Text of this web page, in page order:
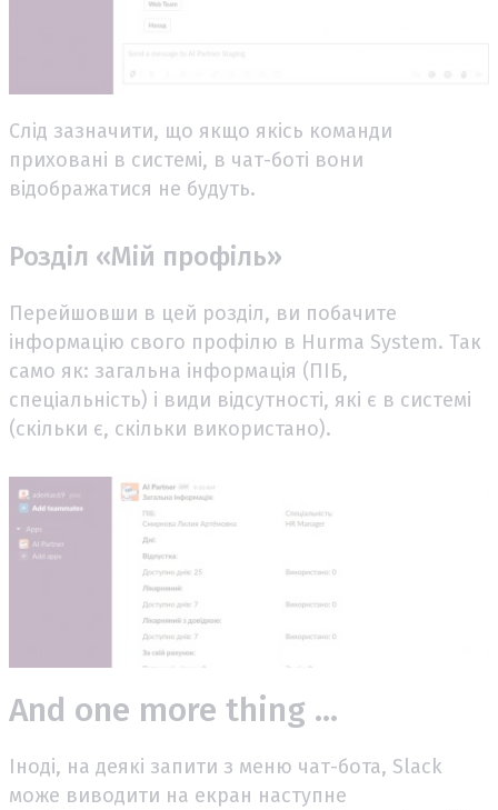
Слід зазначити, що якщо якісь команди
приховані в системі, в чат-боті вони
відображатися не будуть.
Розділ «Мій профіль»
Перейшовши в цей розділ, ви побачите
інформацію свого профілю в Hurma System. Так
само як: загальна інформація (ПІБ,
спеціальність) і види відсутності, які є в системі
(скільки є, скільки використано).
And one more thing ...
Іноді, на деякі запити з меню чат-бота, Slack
може виводити на екран наступне